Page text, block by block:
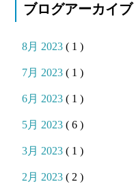
ブログアーカイブ
8月 2023( 1 )
7月 2023( 1 )
6月 2023( 1 )
5月 2023( 6 )
3月 2023( 1 )
2月 2023( 2 )